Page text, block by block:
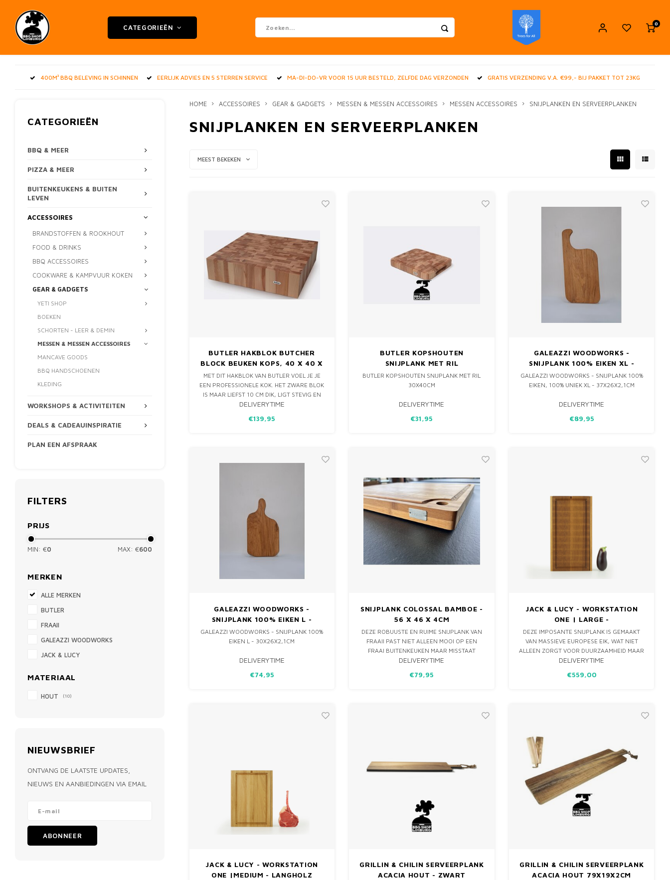
CATEGORIEËN
0
400M² BBQ BELEVING IN SCHINNEN EERLIJK ADVIES EN 5 STERREN SERVICE MA-DI-DO-VR VOOR 15 UUR BESTELD, ZELFDE DAG VERZONDEN GRATIS VERZENDING V.A. €99,- BIJ PAKKET TOT 23KG
CATEGORIEËN
BBQ & MEER
PIZZA & MEER
BUITENKEUKENS & BUITEN
LEVEN
ACCESSOIRES
BRANDSTOFFEN & ROOKHOUT
FOOD & DRINKS
BBQ ACCESSOIRES
COOKWARE & KAMPVUUR KOKEN
GEAR & GADGETS
YETI SHOP
BOEKEN
SCHORTEN - LEER & DEMIN
MESSEN & MESSEN ACCESSOIRES
MANCAVE GOODS
BBQ HANDSCHOENEN
KLEDING
WORKSHOPS & ACTIVITEITEN
DEALS & CADEAUINSPIRATIE
PLAN EEN AFSPRAAK
FILTERS
PRIJS
MIN: €0 MAX: €600
MERKEN
ALLE MERKEN
BUTLER
FRAAII
GALEAZZI WOODWORKS
JACK & LUCY
MATERIAAL
HOUT (10)
NIEUWSBRIEF
ONTVANG DE LAATSTE UPDATES,
NIEUWS EN AANBIEDINGEN VIA EMAIL
ABONNEER
HOME ACCESSOIRES GEAR & GADGETS MESSEN & MESSEN ACCESSOIRES MESSEN ACCESSOIRES SNIJPLANKEN EN SERVEERPLANKEN
SNIJPLANKEN EN SERVEERPLANKEN
MEEST BEKEKEN
BUTLER HAKBLOK BUTCHER
BLOCK BEUKEN KOPS, 40 X 40 X
10 CM
MET DIT HAKBLOK VAN BUTLER VOEL JE JE
EEN PROFESSIONELE KOK. HET ZWARE BLOK
IS MAAR LIEFST 10 CM DIK, LIGT STEVIG EN
STABIEL OP JE AANRECHT EN SCHUIFT NIET
VOOR HET MEEST UITEENLOPENDE SNIJ- EN
DELIVERYTIME
€139,95
BUTLER KOPSHOUTEN
SNIJPLANK MET RIL
31X27,5X4CM
BUTLER KOPSHOUTEN SNIJPLANK MET RIL
30X40CM
DELIVERYTIME
€31,95
GALEAZZI WOODWORKS -
SNIJPLANK 100% EIKEN XL -
37X26X2,1CM
GALEAZZI WOODWORKS - SNIJPLANK 100%
EIKEN, 100% UNIEK XL - 37X26X2,1CM
DELIVERYTIME
€89,95
GALEAZZI WOODWORKS -
SNIJPLANK 100% EIKEN L -
30X26X2,1CM
GALEAZZI WOODWORKS - SNIJPLANK 100%
EIKEN L - 30X26X2,1CM
DELIVERYTIME
€74,95
SNIJPLANK COLOSSAL BAMBOE -
56 X 46 X 4CM
DEZE ROBUUSTE EN RUIME SNIJPLANK VAN
FRAAII PAST NIET ALLEEN MOOI OP EEN
FRAAI BUITENKEUKEN MAAR MISSTAAT
EIGENLIJK IN GEEN ENKEL KEUKEN. DE DIEPE
HET AANSNIJDEN VAN EEN GROOT
DELIVERYTIME
€79,95
JACK & LUCY - WORKSTATION
ONE | LARGE -
STIRNHOLZ/ENDGRAIN
DEZE IMPOSANTE SNIJPLANK IS GEMAAKT
VAN MASSIEVE EUROPESE EIK, WAT NIET
ALLEEN ZORGT VOOR DUURZAAMHEID MAAR
OOK EEN VLEUGJE ELEGANTIE TOEVOEGT
ONTWERP BEVAT EEN UITSCHUIFBARE
DELIVERYTIME
€559,00
JACK & LUCY - WORKSTATION
ONE |MEDIUM - LANGHOLZ
GRILLIN & CHILIN SERVEERPLANK
ACACIA HOUT - ZWART
GRILLIN & CHILIN SERVEERPLANK
ACACIA HOUT 79X19X2CM